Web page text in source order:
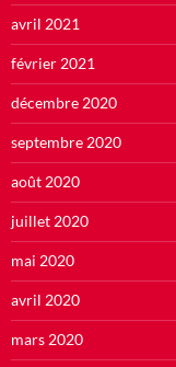
avril 2021
février 2021
décembre 2020
septembre 2020
août 2020
juillet 2020
mai 2020
avril 2020
mars 2020